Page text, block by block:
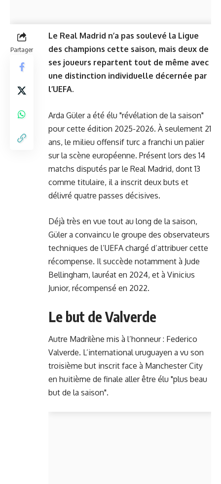
Partager
Le Real Madrid n’a pas soulevé la Ligue
des champions cette saison, mais deux de
ses joueurs repartent tout de même avec
une distinction individuelle décernée par
l’UEFA.
Arda Güler a été élu "révélation de la saison"
pour cette édition 2025-2026. À seulement 21
ans, le milieu offensif turc a franchi un palier
sur la scène européenne. Présent lors des 14
matchs disputés par le Real Madrid, dont 13
comme titulaire, il a inscrit deux buts et
délivré quatre passes décisives.
Déjà très en vue tout au long de la saison,
Güler a convaincu le groupe des observateurs
techniques de l’UEFA chargé d’attribuer cette
récompense. Il succède notamment à Jude
Bellingham, lauréat en 2024, et à Vinicius
Junior, récompensé en 2022.
Le but de Valverde
Autre Madrilène mis à l’honneur : Federico
Valverde. L’international uruguayen a vu son
troisième but inscrit face à Manchester City
en huitième de finale aller être élu "plus beau
but de la saison".